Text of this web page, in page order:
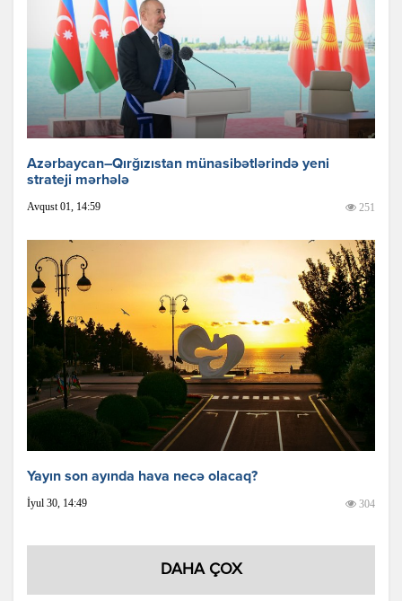
Azərbaycan–Qırğızıstan münasibətlərində yeni
strateji mərhələ
Avqust 01, 14:59 251
Yayın son ayında hava necə olacaq?
İyul 30, 14:49 304
DAHA ÇOX